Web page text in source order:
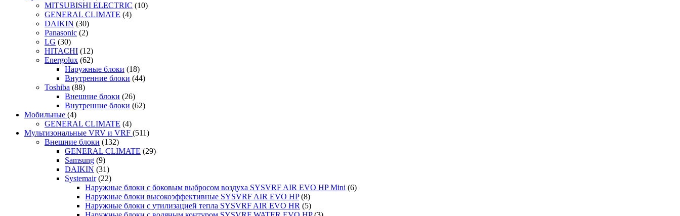
MITSUBISHI ELECTRIC (10)
GENERAL CLIMATE (4)
DAIKIN (30)
Panasonic (2)
LG (30)
HITACHI (12)
Energolux (62)
Наружные блоки (18)
Внутренние блоки (44)
Toshiba (88)
Внешние блоки (26)
Внутренние блоки (62)
Мобильные (4)
GENERAL CLIMATE (4)
Мультизональные VRV и VRF (511)
Внешние блоки (132)
GENERAL CLIMATE (29)
Samsung (9)
DAIKIN (31)
Systemair (22)
Наружные блоки с боковым выбросом воздуха SYSVRF AIR EVO HP Mini (6)
Наружные блоки высокоэффективные SYSVRF AIR EVO HP (8)
Наружные блоки с утилизацией тепла SYSVRF AIR EVO HR (5)